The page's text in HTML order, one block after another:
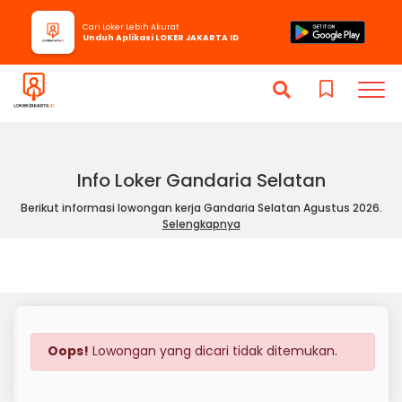
Info Loker Gandaria Selatan
Berikut informasi lowongan kerja Gandaria Selatan Agustus 2026.
Selengkapnya
Cari Loker Lebih Akurat
Unduh Aplikasi LOKER JAKARTA ID
Oops! Lowongan yang dicari tidak ditemukan.